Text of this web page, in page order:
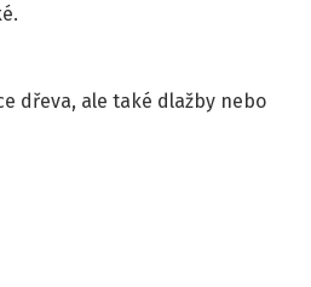
dřeva, ale také dlažby nebo